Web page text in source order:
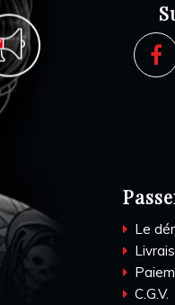
Le
C.G.V.